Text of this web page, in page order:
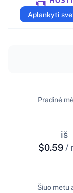
LT
Aplankyti
iš
$0.59 /
Pradinė
Šiuo metu